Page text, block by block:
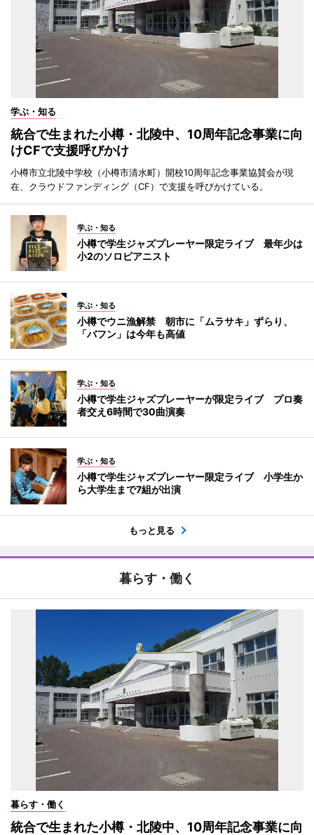
学ぶ・知る
統合で生まれた小樽・北陵中、10周年記念事業に向
けCFで支援呼びかけ
小樽市立北陵中学校（小樽市清水町）開校10周年記念事業協賛会が現
在、クラウドファンディング（CF）で支援を呼びかけている。
学ぶ・知る
小樽で学生ジャズプレーヤー限定ライブ 最年少は
小2のソロピアニスト
学ぶ・知る
小樽でウニ漁解禁 朝市に「ムラサキ」ずらり、
「バフン」は今年も高値
学ぶ・知る
小樽で学生ジャズプレーヤーが限定ライブ プロ奏
者交え6時間で30曲演奏
学ぶ・知る
小樽で学生ジャズプレーヤー限定ライブ 小学生か
ら大学生まで7組が出演
もっと見る
暮らす・働く
暮らす・働く
統合で生まれた小樽・北陵中、10周年記念事業に向